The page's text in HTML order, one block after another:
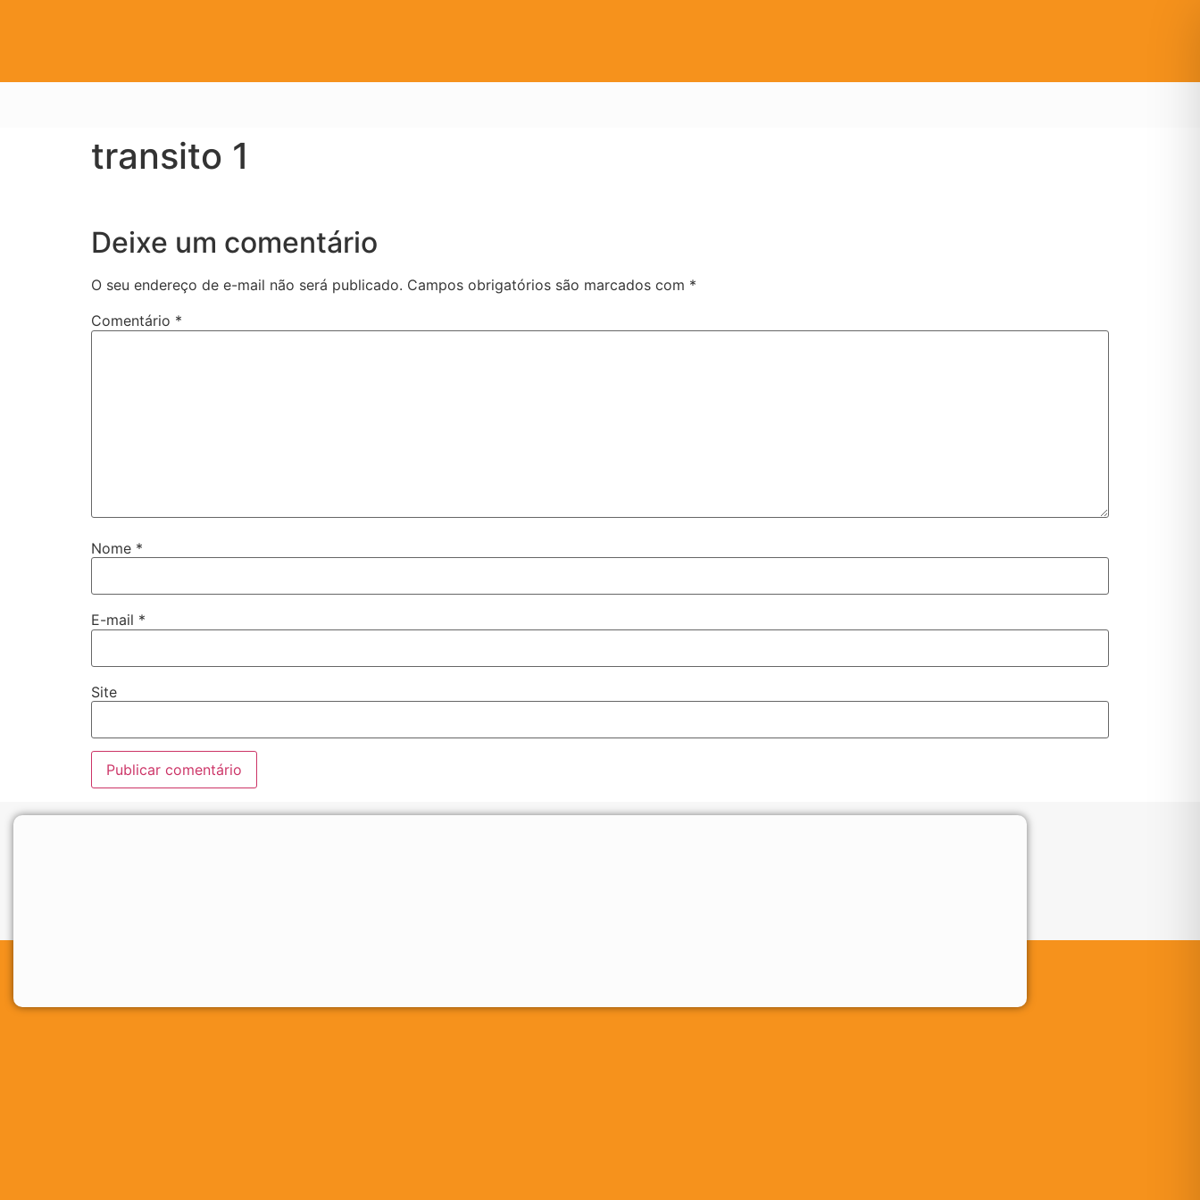
transito 1
Deixe um comentário
O seu endereço de e-mail não será publicado. Campos obrigatórios são marcados com *
Comentário *
Nome *
E-mail *
Site